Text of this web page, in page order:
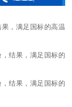
，满足国标的高温
结果，满足国标的
结果，满足国标的